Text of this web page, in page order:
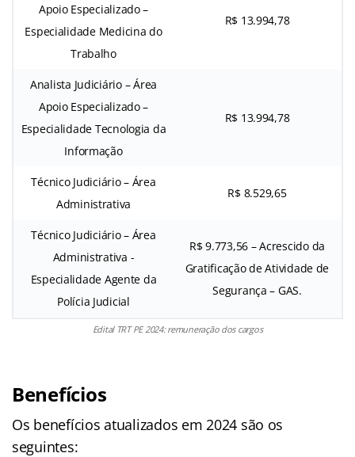
Apoio Especializado –
Especialidade Medicina do
Trabalho
R$ 13.994,78
Analista Judiciário – Área
Apoio Especializado –
Especialidade Tecnologia da
Informação
R$ 13.994,78
Técnico Judiciário – Área
Administrativa
R$ 8.529,65
Técnico Judiciário – Área
Administrativa -
Especialidade Agente da
Polícia Judicial
R$ 9.773,56 – Acrescido da
Gratificação de Atividade de
Segurança – GAS.
Edital TRT PE 2024: remuneração dos cargos
Benefícios
Os benefícios atualizados em 2024 são os
seguintes: